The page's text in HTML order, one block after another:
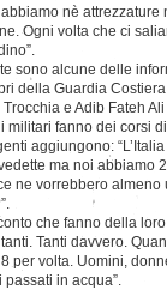
abbiamo nè
Ogni volta che ci
sono alcune delle
della Guardia
Trocchia e Adib Fateh
militari fanno dei corsi
aggiungono:
ma noi abbiamo
ne vorrebbero
che fanno della
Tanti davvero.
per volta. Uomini,
passati in acqua”.